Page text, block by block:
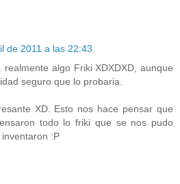
de 2011 a las 22:43
realmente algo Friki XDXDXD, aunque
seguro que lo probaria.
XD. Esto nos hace pensar que
todo lo friki que se nos pudo
:P